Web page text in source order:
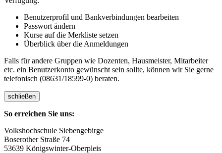
Benutzerprofil und Bankverbindungen bearbeiten
Passwort ändern
Kurse auf die Merkliste setzen
Überblick über die Anmeldungen
Falls für andere Gruppen wie Dozenten, Hausmeister, Mitarbeiter
etc. ein Benutzerkonto gewünscht sein sollte, können wir Sie gerne
telefonisch (08631/18599-0) beraten.
schließen
So erreichen Sie uns:
Volkshochschule Siebengebirge
Boserother Straße 74
53639 Königswinter-Oberpleis